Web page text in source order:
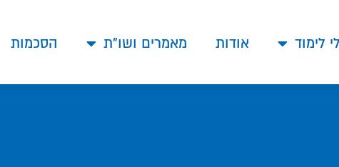
לימוד אודות מאמרים ושו"ת הסכמות